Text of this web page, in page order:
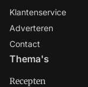
Klantenservice
Adverteren
Contact
Thema's
Recepten